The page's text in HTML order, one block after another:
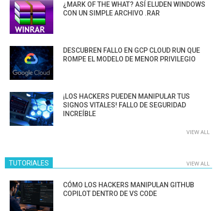
¿MARK OF THE WHAT? ASÍ ELUDEN WINDOWS
CON UN SIMPLE ARCHIVO .RAR
DESCUBREN FALLO EN GCP CLOUD RUN QUE
ROMPE EL MODELO DE MENOR PRIVILEGIO
¡LOS HACKERS PUEDEN MANIPULAR TUS
SIGNOS VITALES! FALLO DE SEGURIDAD
INCREÍBLE
VIEW ALL
TUTORIALES VIEW ALL
CÓMO LOS HACKERS MANIPULAN GITHUB
COPILOT DENTRO DE VS CODE